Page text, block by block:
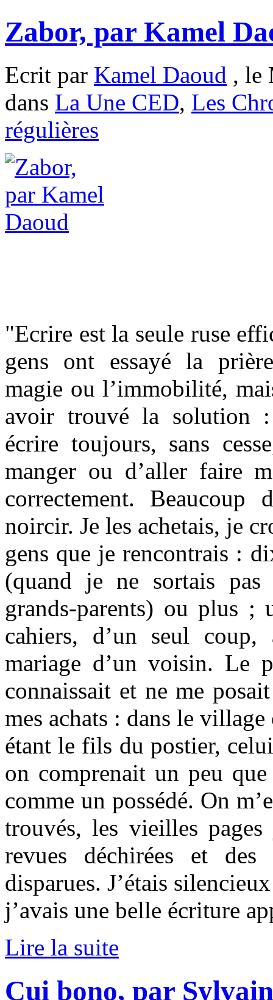
Zabor, par Kamel
Ecrit par Kamel Daoud , le
dans La Une CED, Les
régulières
"Ecrire est la seule ruse
gens ont essayé la
magie ou l’immobilité,
avoir trouvé la solution
écrire toujours, sans
manger ou d’aller faire
correctement.
noircir. Je les achetais, je
gens que je rencontrais :
(quand je ne sortais
grands-parents) ou plus ;
cahiers, d’un seul coup,
mariage d’un voisin. Le
connaissait et ne me
mes achats : dans le
étant le fils du postier,
on comprenait un peu
comme un possédé. On
trouvés, les vieilles pages
revues déchirées et des
disparues. J’étais
j’avais une belle écriture
Lire la suite
Cui bono, par